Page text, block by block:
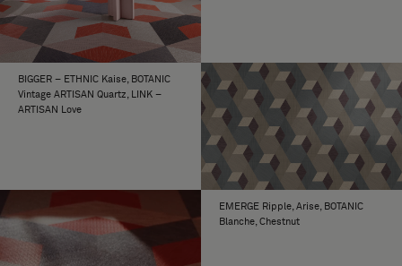
BIGGER – ETHNIC Kaise, BOTANIC
Vintage ARTISAN Quartz, LINK –
ARTISAN Love
EMERGE Ripple, Arise, BOTANIC
Blanche, Chestnut